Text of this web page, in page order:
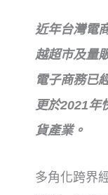
近年台灣電
越超市及量
電子商務已
更於2021年
貨產業。
多角化跨界